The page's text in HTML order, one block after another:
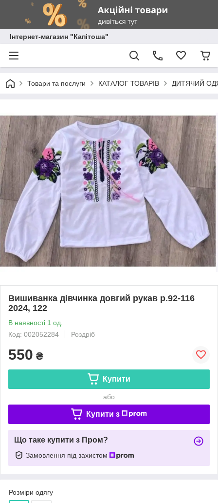
Інтернет-магазин "Капітоша"
Товари та послуги КАТАЛОГ ТОВАРІВ ДИТЯЧИЙ
Вишиванка дівчинка довгий рукав р.92-116
2024, 122
В наявності 1 од.
Код: 002052284
Роздріб
550 ₴
Купити
або
Купити з
Що таке купити з Пром?
Замовлення під захистом
Розміри одягу